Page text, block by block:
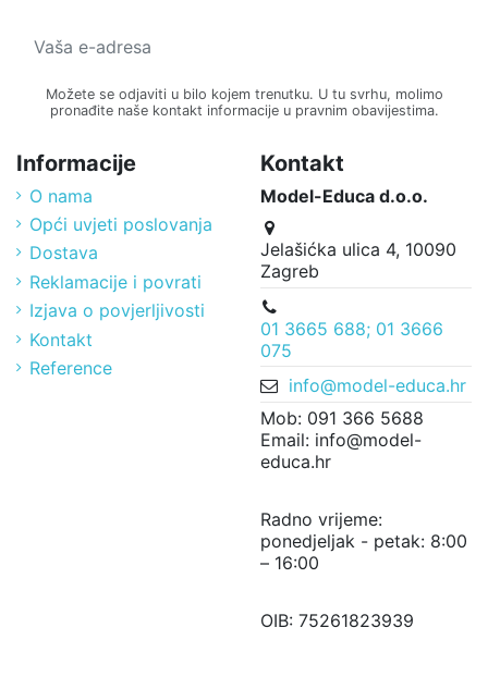
Možete se odjaviti u bilo kojem trenutku. U tu svrhu, molimo
pronađite naše kontakt informacije u pravnim obavijestima.
Informacije
O nama
Opći uvjeti poslovanja
Dostava
Reklamacije i povrati
Izjava o povjerljivosti
Kontakt
Reference
Kontakt
Model-Educa d.o.o.
Jelašićka ulica 4, 10090
Zagreb
01 3665 688; 01 3666
075
info@model-educa.hr
Mob: 091 366 5688
Email: info@model-
educa.hr
Radno vrijeme:
ponedjeljak - petak: 8:00
– 16:00
OIB: 75261823939